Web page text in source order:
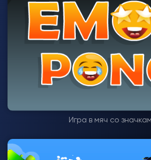
Игра в мяч со